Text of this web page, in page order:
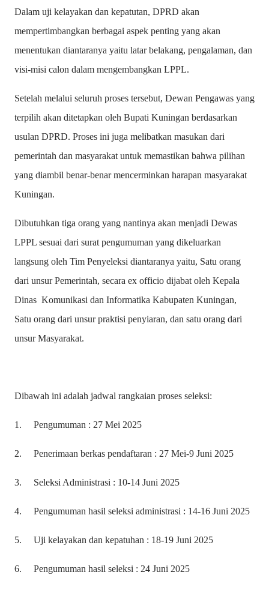
Dalam uji kelayakan dan kepatutan, DPRD akan
mempertimbangkan berbagai aspek penting yang akan
menentukan diantaranya yaitu latar belakang, pengalaman, dan
visi-misi calon dalam mengembangkan LPPL.
Setelah melalui seluruh proses tersebut, Dewan Pengawas yang
terpilih akan ditetapkan oleh Bupati Kuningan berdasarkan
usulan DPRD. Proses ini juga melibatkan masukan dari
pemerintah dan masyarakat untuk memastikan bahwa pilihan
yang diambil benar-benar mencerminkan harapan masyarakat
Kuningan.
Dibutuhkan tiga orang yang nantinya akan menjadi Dewas
LPPL sesuai dari surat pengumuman yang dikeluarkan
langsung oleh Tim Penyeleksi diantaranya yaitu, Satu orang
dari unsur Pemerintah, secara ex officio dijabat oleh Kepala
Dinas Komunikasi dan Informatika Kabupaten Kuningan,
Satu orang dari unsur praktisi penyiaran, dan satu orang dari
unsur Masyarakat.
Dibawah ini adalah jadwal rangkaian proses seleksi:
1. Pengumuman : 27 Mei 2025
2. Penerimaan berkas pendaftaran : 27 Mei-9 Juni 2025
3. Seleksi Administrasi : 10-14 Juni 2025
4. Pengumuman hasil seleksi administrasi : 14-16 Juni 2025
5. Uji kelayakan dan kepatuhan : 18-19 Juni 2025
6. Pengumuman hasil seleksi : 24 Juni 2025